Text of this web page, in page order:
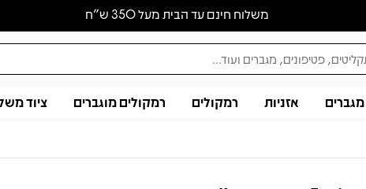
משלוח חינם עד הבית מעל 350 ש״ח
מגברים אזניות רמקולים רמקולים מוגברים ציוד